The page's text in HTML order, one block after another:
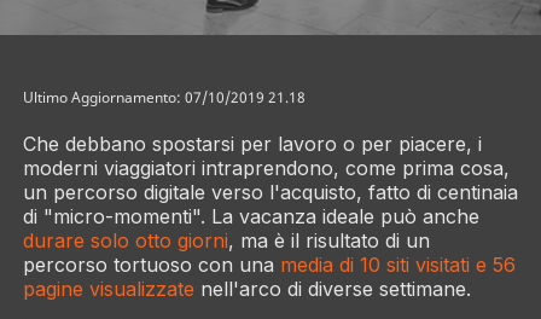
Ultimo Aggiornamento: 07/10/2019 21.18
Che debbano spostarsi per lavoro o per piacere, i
moderni viaggiatori intraprendono, come prima cosa,
un percorso digitale verso l'acquisto, fatto di centinaia
di "micro-momenti". La vacanza ideale può anche
durare solo otto giorni, ma è il risultato di un
percorso tortuoso con una media di 10 siti visitati e 56
pagine visualizzate nell'arco di diverse settimane.